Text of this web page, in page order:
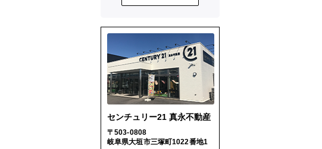
センチュリー21 真永不動産
〒503-0808
岐阜県大垣市三塚町1022番地1